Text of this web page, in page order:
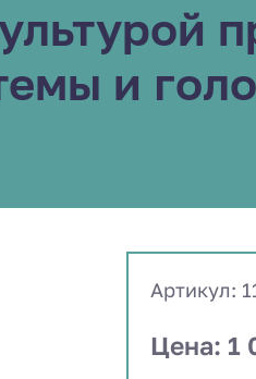
и
Артикул:
Цена: 1